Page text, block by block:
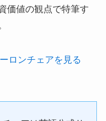
価値の観点で特筆す
ロンチェアを見る